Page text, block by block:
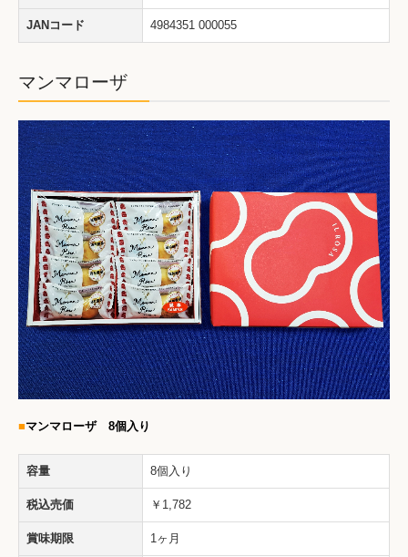
JANコード 4984351 000055
マンマローザ
■マンマローザ 8個入り
容量 8個入り
税込売価 ￥1,782
賞味期限 1ヶ月